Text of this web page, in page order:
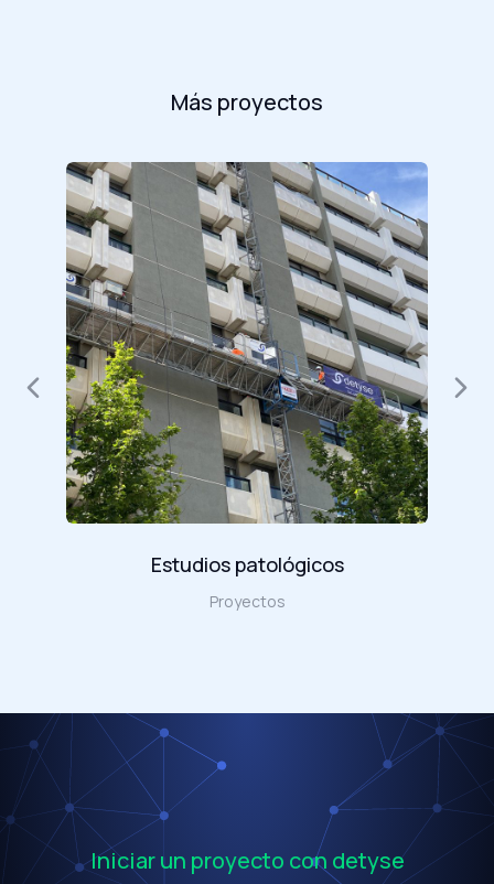
Más proyectos
Estudios patológicos
Proyectos
Iniciar un proyecto con detyse